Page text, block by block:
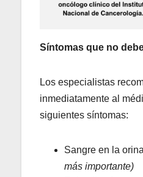
Síntomas que no
Los especialistas
inmediatamente al
siguientes síntomas:
Sangre en la orina
más importante)